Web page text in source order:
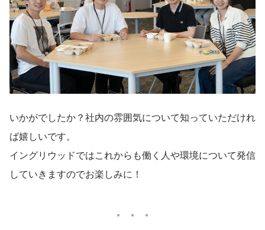
いかがでしたか？社内の雰囲気について知っていただけれ
ば嬉しいです。
イングリウッドではこれからも働く人や環境について発信
していきますのでお楽しみに！